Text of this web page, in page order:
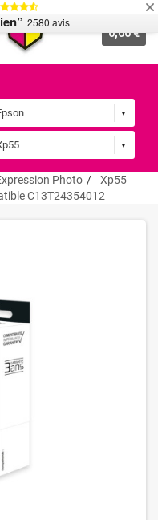
0,00 €
Photo
Xp55
C13T24354012
2580 avis